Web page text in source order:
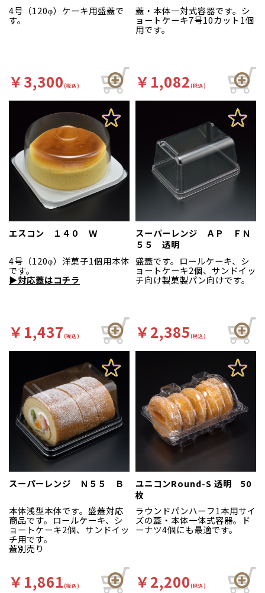
4号（120φ）ケーキ用盛蓋で
す。
￥3,300(税込)
蓋・本体一対式容器です。シ
ョートケーキ7号10カット1個
用です。
￥1,082(税込)
エスコン １４０ Ｗ
4号（120φ）洋菓子1個用本体
です。
▶対応蓋はコチラ
￥1,437(税込)
スーパーレンジ ＡＰ ＦＮ
５５ 透明
盛蓋です。ロールケーキ、シ
ョートケーキ2個、サンドイッ
チ向け製菓製パン向けです。
￥2,385(税込)
スーパーレンジ Ｎ５５ Ｂ
本体浅型本体です。盛蓋対応
商品です。ロールケーキ、シ
ョートケーキ2個、サンドイッ
チ用です。
蓋別売り
￥1,861(税込)
ユニコンRound-S 透明 50
枚
ラウンドパンハーフ1本用サイ
ズの蓋・本体一体式容器。ド
ーナツ4個にも最適です。
￥2,200(税込)